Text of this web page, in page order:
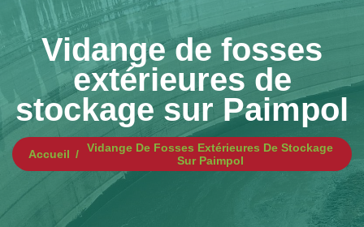
Vidange de fosses
extérieures de
stockage sur Paimpol
Accueil
Vidange De Fosses Extérieures De Stockage
Sur Paimpol